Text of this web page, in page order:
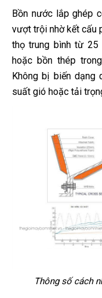
Bồn nước lắp ghép
vượt trội nhờ kết cấu
thọ trung bình từ
hoặc bồn thép
Không bị biến dạng
suất gió hoặc tải
Thông số cách